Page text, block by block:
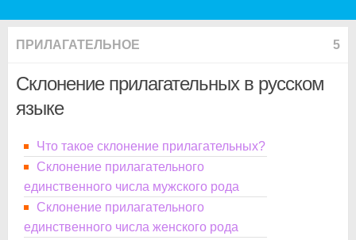
ПРИЛАГАТЕЛЬНОЕ 5
Склонение прилагательных в русском
языке
Что такое склонение прилагательных?
Склонение прилагательного
единственного числа мужского рода
Склонение прилагательного
единственного числа женского рода